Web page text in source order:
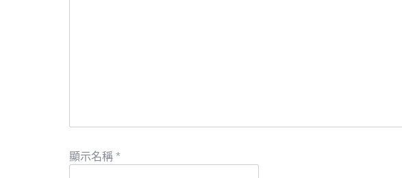
顯示名稱 *